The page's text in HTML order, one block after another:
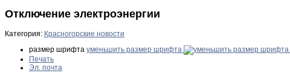
Отключение электроэнергии
Категория: Красногорские новости
размер шрифта уменьшить размер шрифта
Печать
Эл. почта